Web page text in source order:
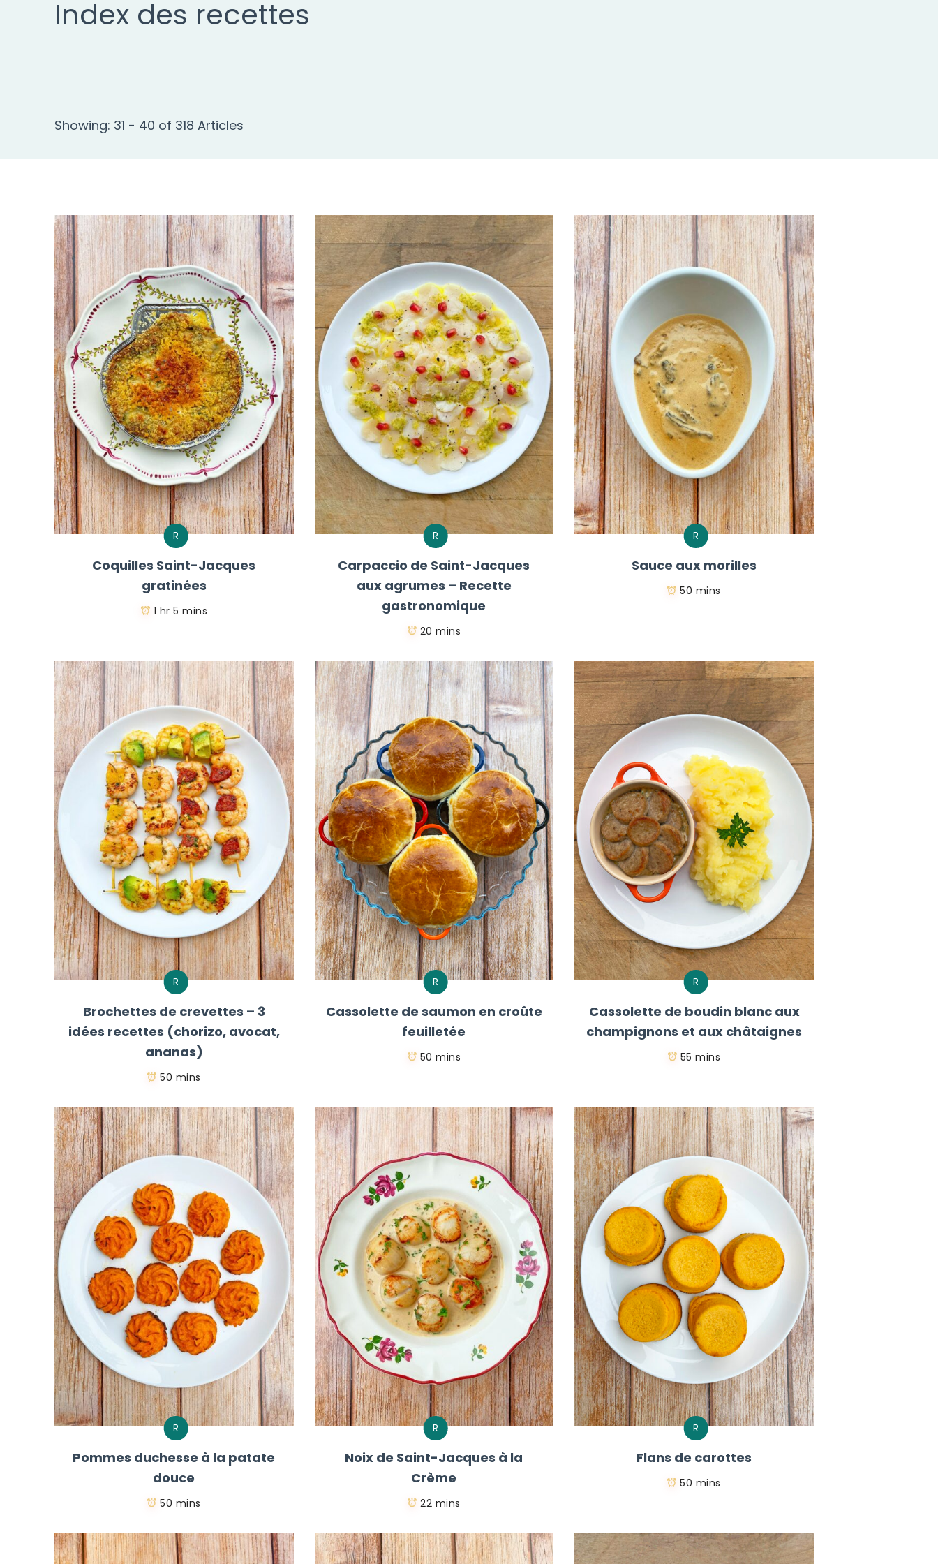
Index des recettes
Showing: 31 - 40 of 318 Articles
R
Coquilles Saint-Jacques
gratinées
1 hr 5 mins
R
Carpaccio de Saint-Jacques
aux agrumes – Recette
gastronomique
20 mins
R
Sauce aux morilles
50 mins
R
Brochettes de crevettes – 3
idées recettes (chorizo, avocat,
ananas)
50 mins
R
Cassolette de saumon en croûte
feuilletée
50 mins
R
Cassolette de boudin blanc aux
champignons et aux châtaignes
55 mins
R
Pommes duchesse à la patate
douce
50 mins
R
Noix de Saint-Jacques à la
Crème
22 mins
R
Flans de carottes
50 mins